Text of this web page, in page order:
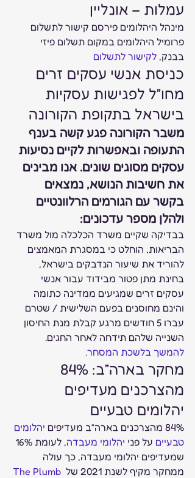
עמלות – אונליין
מינהל היהלומים פירסם קישור לתשלום
פרומיל היהלומים במקום תשלום פיזי
בבנק, לקישור לתשלום
כניסת אנשי עסקים זרים
מחו”ל לפגישות עסקיות
בישראל בתקופת הקורונה
משבר הקורונה פגע קשה בענף
התעופה ובאפשרות לקיים נסיעות
עסקים מסוגים שונים. אנו מבינים
את חשיבות הנושא, נמצאים
בקשר עם הגורמים הרלוונטיים
ולהלן מספר עדכונים:
בבדיקה שקיים משרד הכלכלה מול משרד
הבריאות, הוחלט כי במסגרת המאמצים
להוריד את שיעור הנדבקים בישראל,
בחינת מתן פטור מבידוד עבור אנשי
עסקים זרים שמגיעים ממדינה כתומה
והינם מחוסנים בפעם השלישית / שטרם
עברו 5 חודשים מרגע קבלת מנת החיסון
השנייה שלהם תידחה לאחר החגים.
להמשך בלשכת המסחר.
מהצרכנים מעדיפים
יהלומים טבעיים
84% מהצרכנים בארה”ב מעדיפים
יהלומים
טבעיים על פני יהלומי מעבדה
שמעדיפים יהלומי מעבדה, כך עולה
ממחקר מקיף לשנת 2021 של
The Plumb